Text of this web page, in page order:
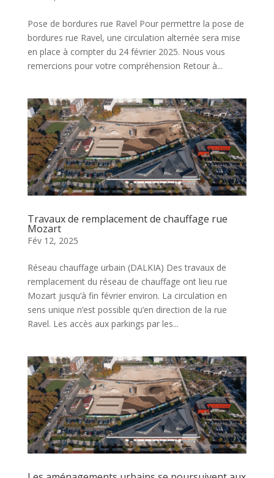
Pose de bordures rue Ravel Pour permettre la pose de
bordures rue Ravel, une circulation alternée sera mise
en place à compter du 24 février 2025. Nous vous
remercions pour votre compréhension Retour à...
Travaux de remplacement de chauffage rue
Mozart
Fév 12, 2025
Réseau chauffage urbain (DALKIA) Des travaux de
remplacement du réseau de chauffage ont lieu rue
Mozart jusqu’à fin février environ. La circulation en
sens unique n’est possible qu’en direction de la rue
Ravel. Les accès aux parkings par les...